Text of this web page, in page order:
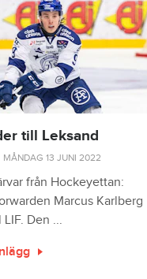
till Leksand
MÅNDAG 13 JUNI 2022
från Hockeyettan:
Marcus Karlberg
Den ...